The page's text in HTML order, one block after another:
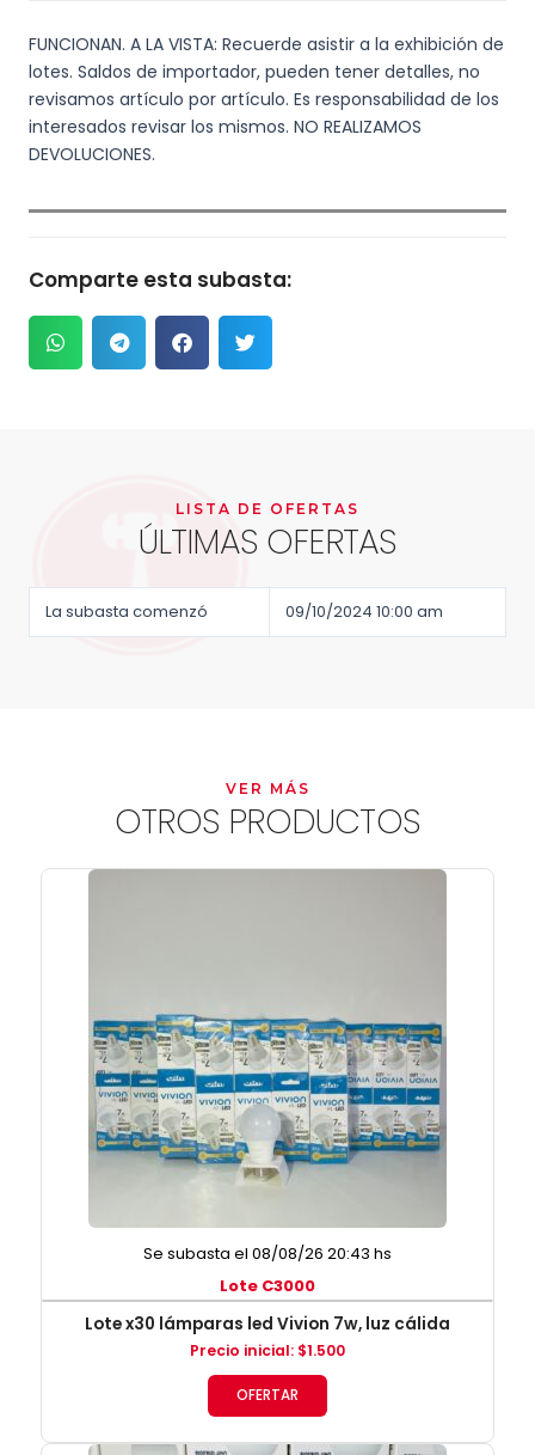
FUNCIONAN. A LA VISTA: Recuerde asistir a la exhibición de
lotes. Saldos de importador, pueden tener detalles, no
revisamos artículo por artículo. Es responsabilidad de los
interesados revisar los mismos. NO REALIZAMOS
DEVOLUCIONES.
Comparte esta subasta:
LISTA DE OFERTAS
ÚLTIMAS OFERTAS
La subasta comenzó 09/10/2024 10:00 am
VER MÁS
OTROS PRODUCTOS
Se subasta el 08/08/26 20:43 hs
Lote C3000
Lote x30 lámparas led Vivion 7w, luz cálida
Precio inicial: $1.500
OFERTAR